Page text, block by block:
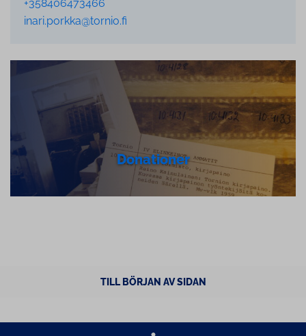
+358406473466
inari.porkka@tornio.fi
Donationer
TILL BÖRJAN AV SIDAN